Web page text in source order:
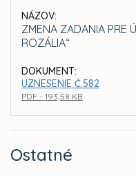
NÁZOV:
ZMENA ZADANIA PRE
ROZÁLIA“
DOKUMENT:
UZNESENIE Č.582
PDF - 193,58 KB
Ostatné